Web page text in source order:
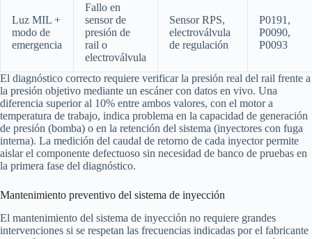
Luz MIL +
modo de
emergencia
Fallo en
sensor de
presión de
rail o
electroválvula
Sensor RPS,
electroválvula
de regulación
P0191,
P0090,
P0093
El diagnóstico correcto requiere verificar la presión real del rail frente a
la presión objetivo mediante un escáner con datos en vivo. Una
diferencia superior al 10% entre ambos valores, con el motor a
temperatura de trabajo, indica problema en la capacidad de generación
de presión (bomba) o en la retención del sistema (inyectores con fuga
interna). La medición del caudal de retorno de cada inyector permite
aislar el componente defectuoso sin necesidad de banco de pruebas en
la primera fase del diagnóstico.
Mantenimiento preventivo del sistema de inyección
El mantenimiento del sistema de inyección no requiere grandes
intervenciones si se respetan las frecuencias indicadas por el fabricante